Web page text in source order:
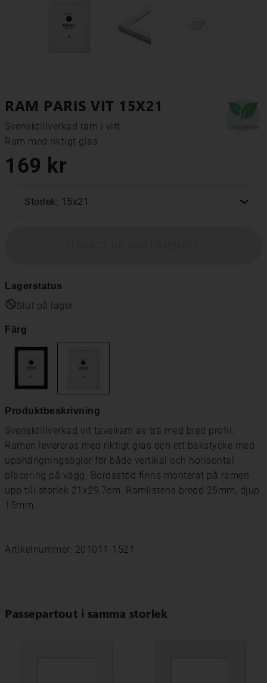
RAM PARIS VIT 15X21
Svensktillverkad ram i vitt
Ram med riktigt glas
169 kr
Storlek: 15x21
Lagerstatus
Slut på lager
Färg
Produktbeskrivning
Svensktillverkad vit tavelram av trä med bred profil.
Ramen levereras med riktigt glas och ett bakstycke med
upphängningsöglor för både vertikal och horisontal
placering på vägg. Bordsstöd finns monterat på ramen
upp till storlek 21x29,7cm. Ramlistens bredd 25mm, djup
15mm.
Artikelnummer: 201011-1521
Passepartout i samma storlek